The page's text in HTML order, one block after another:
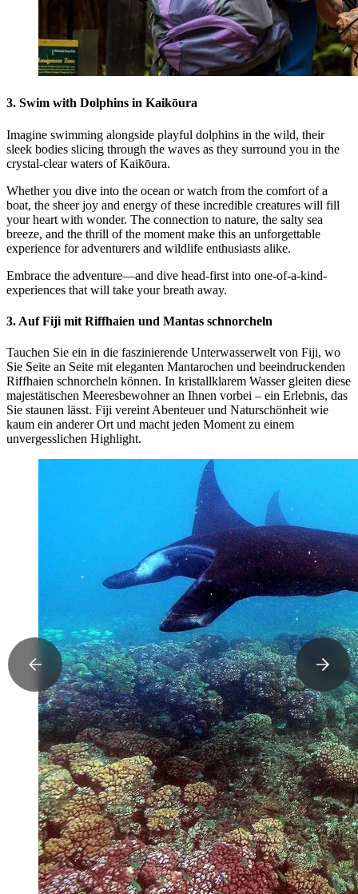
3. Swim with Dolphins in Kaikōura
Imagine swimming alongside playful dolphins in the wild, their
sleek bodies slicing through the waves as they surround you in the
crystal-clear waters of Kaikōura.
Whether you dive into the ocean or watch from the comfort of a
boat, the sheer joy and energy of these incredible creatures will fill
your heart with wonder. The connection to nature, the salty sea
breeze, and the thrill of the moment make this an unforgettable
experience for adventurers and wildlife enthusiasts alike.
Embrace the adventure—and dive head-first into one-of-a-kind-
experiences that will take your breath away.
3. Auf Fiji mit Riffhaien und Mantas schnorcheln
Tauchen Sie ein in die faszinierende Unterwasserwelt von Fiji, wo
Sie Seite an Seite mit eleganten Mantarochen und beeindruckenden
Riffhaien schnorcheln können. In kristallklarem Wasser gleiten diese
majestätischen Meeresbewohner an Ihnen vorbei – ein Erlebnis, das
Sie staunen lässt. Fiji vereint Abenteuer und Naturschönheit wie
kaum ein anderer Ort und macht jeden Moment zu einem
unvergesslichen Highlight.